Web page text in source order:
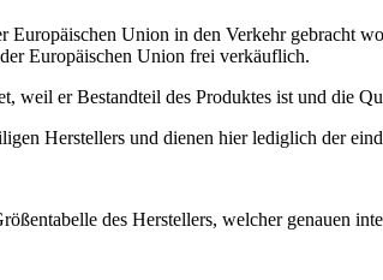
Union in den Verkehr gebracht
Europäischen Union frei verkäuflich.
weil er Bestandteil des Produktes ist und die
Herstellers und dienen hier lediglich der
des Herstellers, welcher genauen